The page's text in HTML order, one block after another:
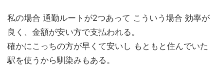
私の場合 通勤ルートが2つあって こういう場合 効率が
良く、金額が安い方で支払われる。
確かにこっちの方が早くて安いし もともと住んでいた
駅を使うから馴染みもある。